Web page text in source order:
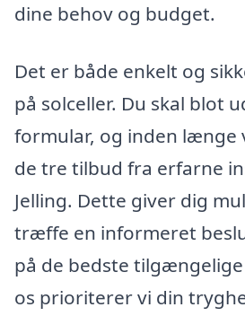
dine behov og budget.
Det er både enkelt og
på solceller. Du skal blot
formular, og inden længe
de tre tilbud fra erfarne
Jelling. Dette giver dig
træffe en informeret
på de bedste
os prioriterer vi din